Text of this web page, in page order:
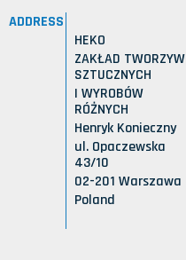
ADDRESS
HEKO
ZAKŁAD TWORZYW
SZTUCZNYCH
I WYROBÓW
RÓŻNYCH
Henryk Konieczny
ul. Opaczewska
43/10
02-201 Warszawa
Poland